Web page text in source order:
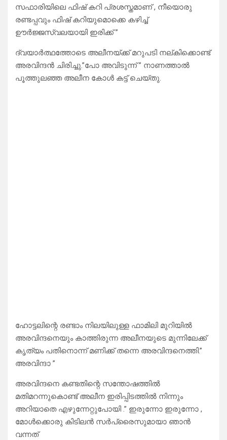
സഫാരിയിലെ ഫിഷ് കറി പ്രശസ്തമാണ് , നീയൊരു
രണ്ടപ്പവും ഫിഷ് കറിയുമൊക്കെ കഴിച്ച്
ഊര്‍ജ്ജസ്വലയായി ഇരിക്ക് ”
ദ്വയാര്‍ത്ഥത്തോടെ അലീനയ്ക്ക് മറുപടി നല്കിക്കൊണ്ട്
അരവിന്ദന്‍ ചിരിച്ചു.”പോ അവിടുന്ന് ” നാണത്താല്‍
പൂത്തുലഞ്ഞ അലീന കോള്‍ കട്ട് ചെയ്തു.
ഹോട്ടലിന്റെ രണ്ടാം നിലയിലുള്ള ഫാമിലി മുറിയില്‍
അരവിന്ദനെയും കാത്തിരുന്ന അലീനയുടെ മുന്നിലേക്ക്
കൃത്യം പതിനൊന്ന് മണിക്ക് തന്നെ അരവിന്ദനെത്തി.”
അരവിന്ദാ ”
അരവിന്ദനെ കണ്ടതിന്റെ സന്തോഷത്തില്‍
മതിമറന്നുകൊണ്ട് അലീന ഇരിപ്പിടത്തില്‍ നിന്നും
അറിയാതെ എഴുന്നേറ്റുപോയി .” ഇരുന്നോ ഇരുന്നോ ,
മോള്‍ക്കൊരു കിടിലന്‍ സര്‍പ്രൈസുമായാ ഞാന്‍
വന്നത്